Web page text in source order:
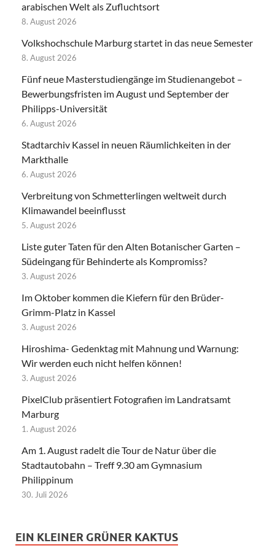
arabischen Welt als Zufluchtsort
8. August 2026
Volkshochschule Marburg startet in das neue Semester
8. August 2026
Fünf neue Masterstudiengänge im Studienangebot –
Bewerbungsfristen im August und September der
Philipps-Universität
6. August 2026
Stadtarchiv Kassel in neuen Räumlichkeiten in der
Markthalle
6. August 2026
Verbreitung von Schmetterlingen weltweit durch
Klimawandel beeinflusst
5. August 2026
Liste guter Taten für den Alten Botanischer Garten –
Südeingang für Behinderte als Kompromiss?
3. August 2026
Im Oktober kommen die Kiefern für den Brüder-
Grimm-Platz in Kassel
3. August 2026
Hiroshima- Gedenktag mit Mahnung und Warnung:
Wir werden euch nicht helfen können!
3. August 2026
PixelClub präsentiert Fotografien im Landratsamt
Marburg
1. August 2026
Am 1. August radelt die Tour de Natur über die
Stadtautobahn – Treff 9.30 am Gymnasium
Philippinum
30. Juli 2026
EIN KLEINER GRÜNER KAKTUS